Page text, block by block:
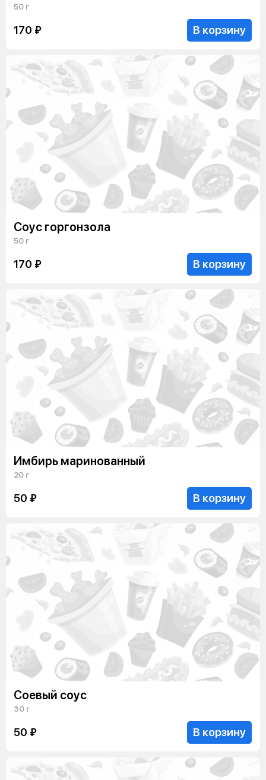
50 г
170 ₽ В корзину
Соус горгонзола
50 г
170 ₽ В корзину
Имбирь маринованный
20 г
50 ₽ В корзину
Соевый соус
30 г
50 ₽ В корзину